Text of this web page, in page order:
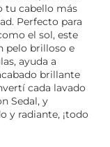
tu cabello más
Perfecto para
el sol, este
pelo brilloso e
ayuda a
brillante
cada lavado
Sedal, y
y radiante, ¡todo